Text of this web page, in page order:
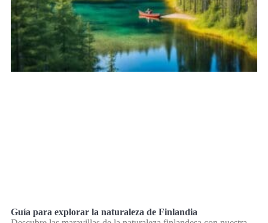
Guía para explorar la naturaleza de Finlandia